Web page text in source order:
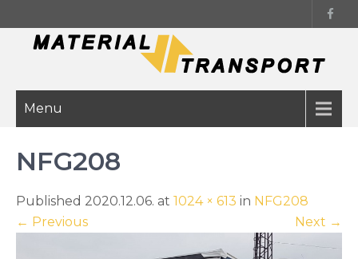
to
content
Menu
NFG208
Published 2020.12.06. at 1024 × 613 in NFG208
← Previous Next →